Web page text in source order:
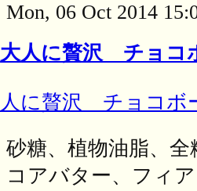
Mon, 06 Oct 2014
大人に贅沢 チョコ
砂糖、植物油脂、
コアバター、フィ